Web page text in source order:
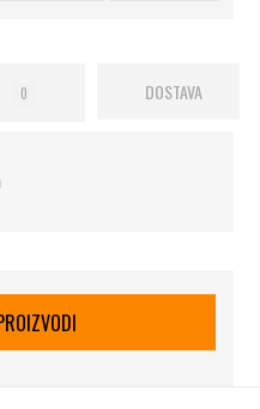
0 DOSTAVA